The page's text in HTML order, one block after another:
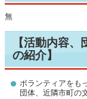
無
【活動内容
の紹介】
ボランティアをも
団体、近隣市町の